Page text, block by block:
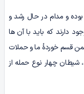
و مدام در حال رشد و
دارند که باید با آن ها
قسم خوردۀ ما و حملات
شیطان چهار نوع حمله از